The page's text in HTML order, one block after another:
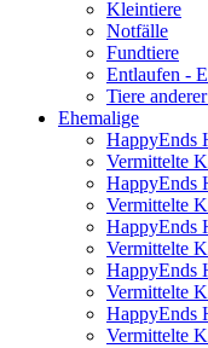
Kleintiere
Notfälle
Fundtiere
Entlaufen -
Tiere
Ehemalige
HappyEnds
Vermittelte
HappyEnds
Vermittelte
HappyEnds
Vermittelte
HappyEnds
Vermittelte
HappyEnds
Vermittelte